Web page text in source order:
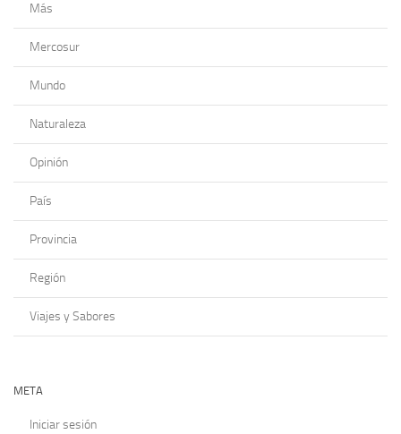
Más
Mercosur
Mundo
Naturaleza
Opinión
País
Provincia
Región
Viajes y Sabores
META
Iniciar sesión